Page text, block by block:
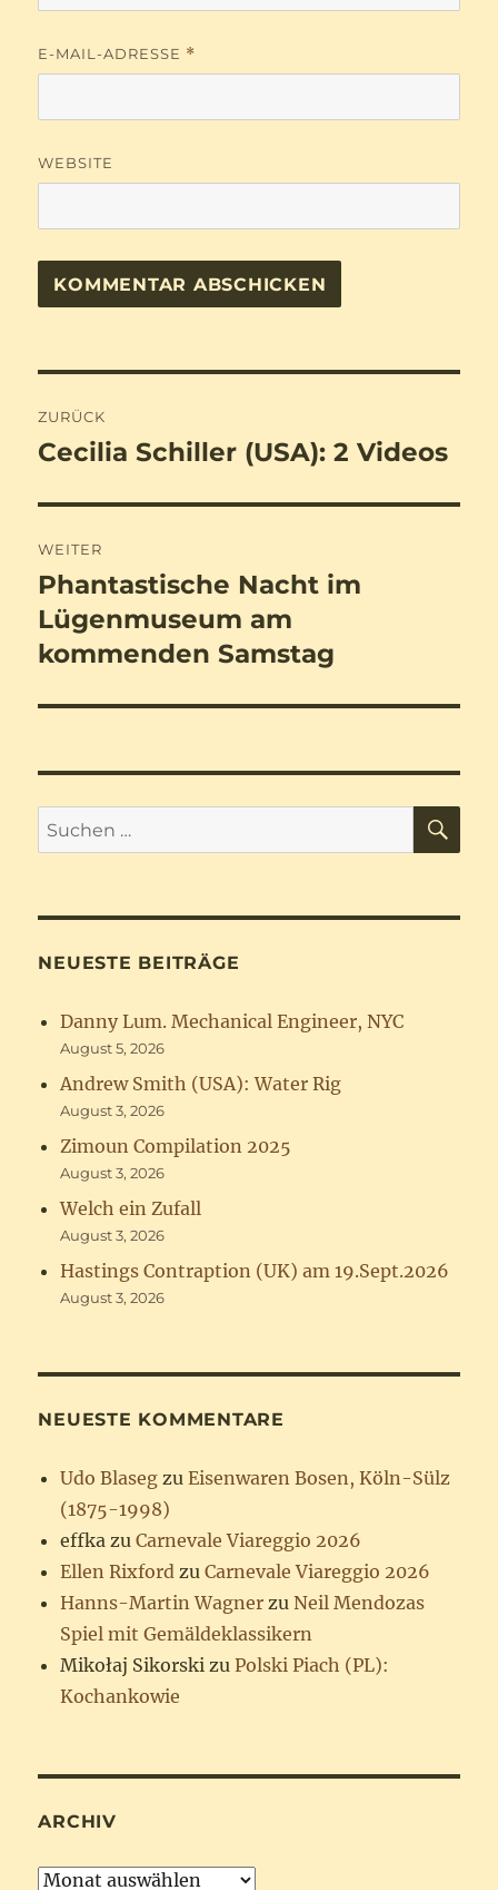
E-MAIL-ADRESSE *
WEBSITE
ZURÜCK
Vorheriger
Cecilia Schiller (USA): 2 Videos
WEITER
Nächster
Beitrag:
Phantastische Nacht im
Lügenmuseum am
kommenden Samstag
Suchen
nach:
NEUESTE BEITRÄGE
Danny Lum. Mechanical Engineer, NYC
August 5, 2026
Andrew Smith (USA): Water Rig
August 3, 2026
Zimoun Compilation 2025
August 3, 2026
Welch ein Zufall
August 3, 2026
Hastings Contraption (UK) am 19.Sept.2026
August 3, 2026
NEUESTE KOMMENTARE
Udo Blaseg zuEisenwaren Bosen, Köln-Sülz
(1875-1998)
effka zuCarnevale Viareggio 2026
Ellen Rixford zuCarnevale Viareggio 2026
Hanns-Martin Wagner zuNeil Mendozas
Spiel mit Gemäldeklassikern
Mikołaj Sikorski zuPolski Piach (PL):
Kochankowie
ARCHIV
Archiv